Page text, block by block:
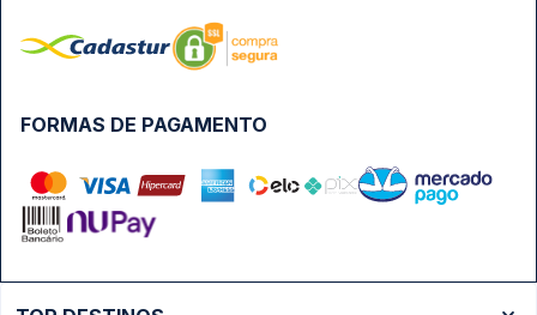
FORMAS DE PAGAMENTO